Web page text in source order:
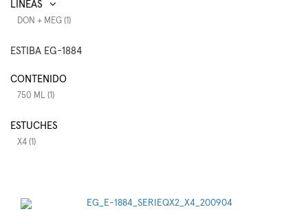
DON + MEG (1)
ESTIBA EG-1884
CONTENIDO
750 ML (1)
ESTUCHES
X4 (1)